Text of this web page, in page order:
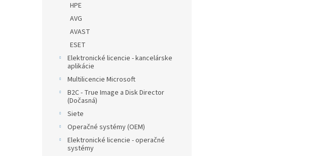
HPE
AVG
AVAST
ESET
Elektronické licencie - kancelárske
aplikácie
Multilicencie Microsoft
B2C - True Image a Disk Director
(Dočasná)
Siete
Operačné systémy (OEM)
Elektronické licencie - operačné
systémy